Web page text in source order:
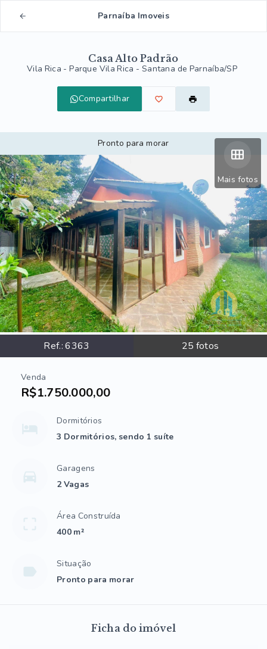
Parnaíba Imoveis
Casa Alto Padrão
Vila Rica -Parque Vila Rica - Santana de Parnaíba/SP
Compartilhar
Mais fotos
Ref.:6363 25 fotos
Pronto para morar
Venda
R$1.750.000,00
Dormitórios
3 Dormitórios, sendo 1 suíte
Garagens
2 Vagas
Área Construída
400 m²
Situação
Pronto para morar
Ficha do imóvel